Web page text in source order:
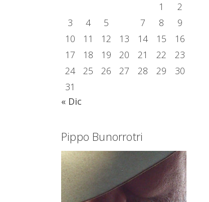
1
2
3
4 5 7 8
9
10
11 12 13 14 15
16
17
18 19 20 21 22
23
24
25 26 27 28 29
30
31
« Dic
Pippo Bunorrotri